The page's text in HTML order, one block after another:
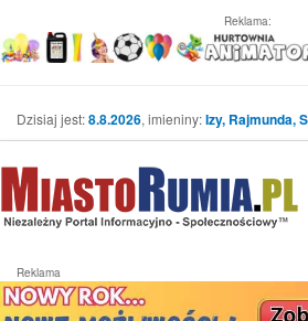
Reklama:
Dzisiaj jest:8.8.2026, imieniny:Izy, Rajmunda,
Reklama